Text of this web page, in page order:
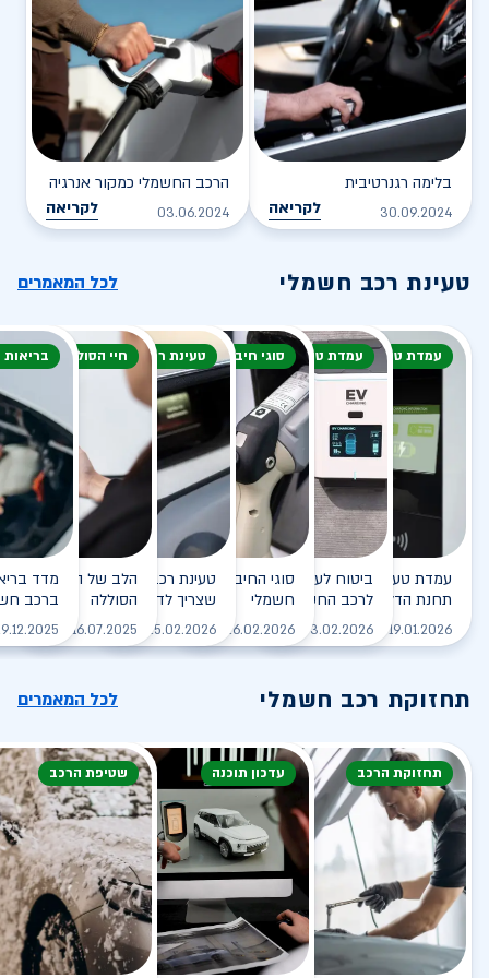
בלימה רגנרטיבית
30.09.2024 לקריאה
הרכב החשמלי כמקור אנרגיה
03.06.2024 לקריאה
טעינת רכב חשמלי לכל המאמרים
עמדת טעינה
עמדת טעינה - הסוף של
תחנת הדלק?
19.01.2026 לקריאה
עמדת טעינה
ביטוח לעמדת טעינה ביתית
לרכב החשמלי
03.02.2026 לקריאה
סוגי חיבור
סוגי החיבורים לטעינת רכב
חשמלי
26.02.2026 לקריאה
טעינת רכב חשמלי
טעינת רכב חשמלי - כל מה
שצריך לדעת
25.02.2026 לקריאה
חיי הסוללה
הלב של הרכב
הסוללה
16.07.2025
ברכב
תחזוקת רכב חשמלי לכל המאמרים
תחזוקת הרכב עדכון תוכנה שטיפת הרכב